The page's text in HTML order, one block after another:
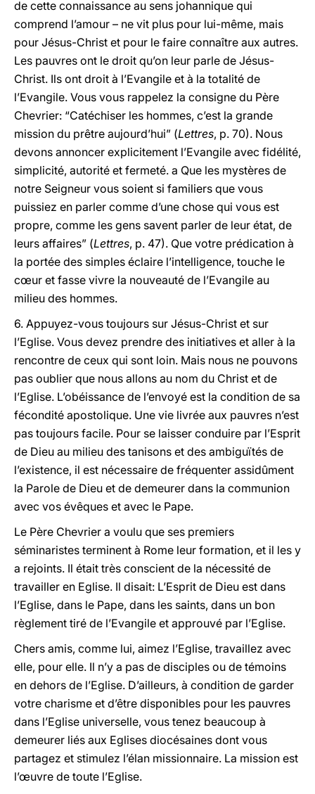
de cette connaissance au sens johannique qui
comprend l’amour – ne vit plus pour lui-même, mais
pour Jésus-Christ et pour le faire connaître aux autres.
Les pauvres ont le droit qu’on leur parle de Jésus-
Christ. Ils ont droit à l’Evangile et à la totalité de
l’Evangile. Vous vous rappelez la consigne du Père
Chevrier: “Catéchiser les hommes, c’est la grande
mission du prêtre aujourd’hui” (Lettres, p. 70). Nous
devons annoncer explicitement l’Evangile avec fidélité,
simplicité, autorité et fermeté. a Que les mystères de
notre Seigneur vous soient si familiers que vous
puissiez en parler comme d’une chose qui vous est
propre, comme les gens savent parler de leur état, de
leurs affaires” (Lettres, p. 47). Que votre prédication à
la portée des simples éclaire l’intelligence, touche le
cœur et fasse vivre la nouveauté de l’Evangile au
milieu des hommes.
6. Appuyez-vous toujours sur Jésus-Christ et sur
l’Eglise. Vous devez prendre des initiatives et aller à la
rencontre de ceux qui sont loin. Mais nous ne pouvons
pas oublier que nous allons au nom du Christ et de
l’Eglise. L’obéissance de l’envoyé est la condition de sa
fécondité apostolique. Une vie livrée aux pauvres n’est
pas toujours facile. Pour se laisser conduire par l’Esprit
de Dieu au milieu des tanisons et des ambiguïtés de
l’existence, il est nécessaire de fréquenter assidûment
la Parole de Dieu et de demeurer dans la communion
avec vos évêques et avec le Pape.
Le Père Chevrier a voulu que ses premiers
séminaristes terminent à Rome leur formation, et il les y
a rejoints. Il était très conscient de la nécessité de
travailler en Eglise. Il disait: L’Esprit de Dieu est dans
l’Eglise, dans le Pape, dans les saints, dans un bon
règlement tiré de l’Evangile et approuvé par l’Eglise.
Chers amis, comme lui, aimez l’Eglise, travaillez avec
elle, pour elle. Il n’y a pas de disciples ou de témoins
en dehors de l’Eglise. D’ailleurs, à condition de garder
votre charisme et d’être disponibles pour les pauvres
dans l’Eglise universelle, vous tenez beaucoup à
demeurer liés aux Eglises diocésaines dont vous
partagez et stimulez l’élan missionnaire. La mission est
l’œuvre de toute l’Eglise.